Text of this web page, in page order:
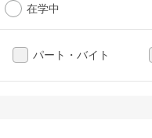
在学中
パート・バイト